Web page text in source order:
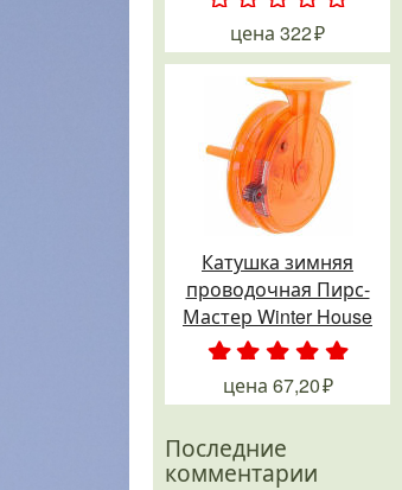
. .
цена 322
Катушка зимняя
проводочная Пирс-
Мастер Winter House
. . .
цена 67,20
Последние
комментарии